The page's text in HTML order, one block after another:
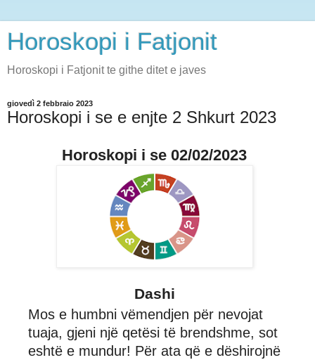
Horoskopi i Fatjonit
Horoskopi i Fatjonit te githe ditet e javes
giovedì 2 febbraio 2023
Horoskopi i se e enjte 2 Shkurt 2023
Horoskopi i se 02/02/2023
Dashi
Mos e humbni vëmendjen për nevojat
tuaja, gjeni një qetësi të brendshme, sot
eshtë e mundur! Për ata që e dëshirojnë